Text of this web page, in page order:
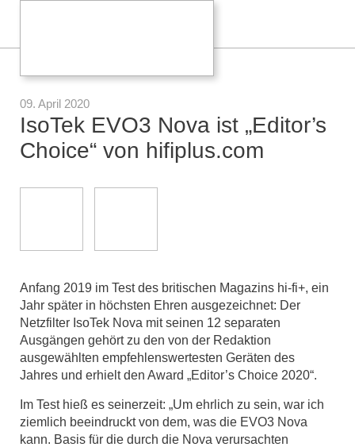
09. April 2020
IsoTek EVO3 Nova ist „Editor’s
Choice“ von hifiplus.com
Anfang 2019 im Test des britischen Magazins hi-fi+, ein
Jahr später in höchsten Ehren ausgezeichnet: Der
Netzfilter IsoTek Nova mit seinen 12 separaten
Ausgängen gehört zu den von der Redaktion
ausgewählten empfehlenswertesten Geräten des
Jahres und erhielt den Award „Editor’s Choice 2020“.
Im Test hieß es seinerzeit: „Um ehrlich zu sein, war ich
ziemlich beeindruckt von dem, was die EVO3 Nova
kann. Basis für die durch die Nova verursachten